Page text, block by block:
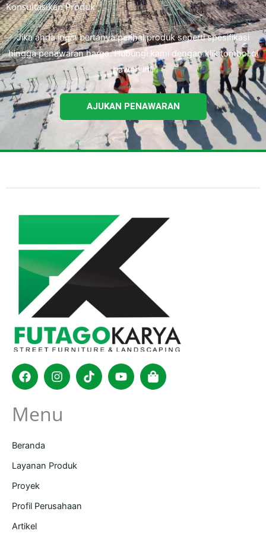
Konsultasikan Produk
Jika anda ingin bertanya perihal produk seperti spesifikasi
hingga penawaran harga. Hubungi kami dengan klik tombol di
bawah ini.
AJUKAN PENAWARAN
FacebookInstagram
TiktokYoutubeShopping-
bag
Menu
Beranda
Layanan Produk
Proyek
Profil Perusahaan
Artikel